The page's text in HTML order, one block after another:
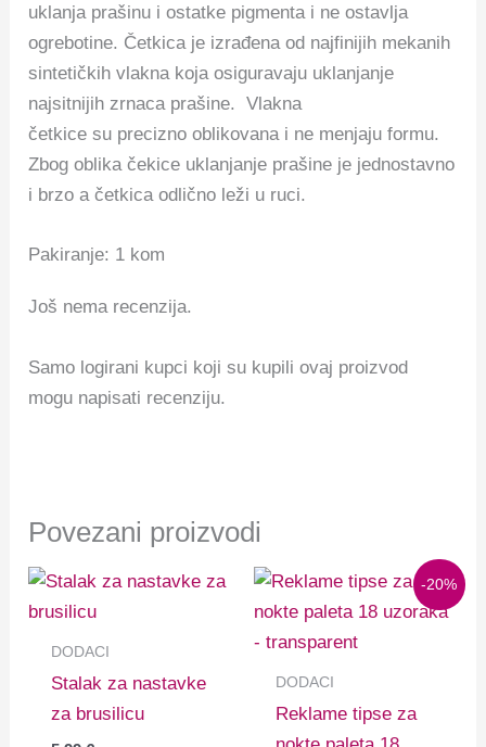
uklanja prašinu i ostatke pigmenta i ne ostavlja
ogrebotine. Četkica je izrađena od najfinijih mekanih
sintetičkih vlakna koja osiguravaju uklanjanje
najsitnijih zrnaca prašine. Vlakna
četkice su precizno oblikovana i ne menjaju formu.
Zbog oblika čekice uklanjanje prašine je jednostavno
i brzo a četkica odlično leži u ruci.
Pakiranje: 1 kom
Još nema recenzija.
Samo logirani kupci koji su kupili ovaj proizvod
mogu napisati recenziju.
Povezani proizvodi
DODACI
Stalak za nastavke
za brusilicu
-20%
DODACI
Reklame tipse za
Izvorna
cijena
bila
je:
Trenutna
je: